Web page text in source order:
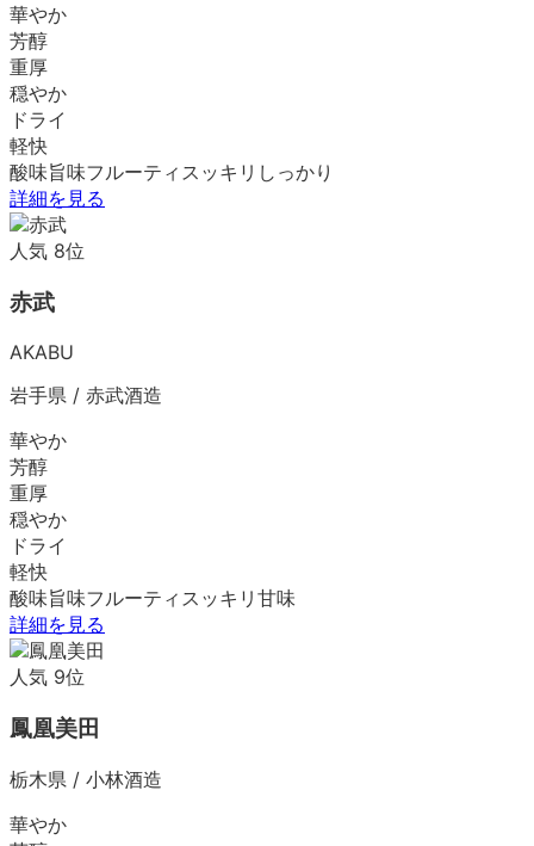
華やか
芳醇
重厚
穏やか
ドライ
軽快
酸味旨味フルーティ スッキリ しっかり
詳細を見る
人気 8位
赤武
AKABU
岩手県 / 赤武酒造
華やか
芳醇
重厚
穏やか
ドライ
軽快
酸味旨味フルーティ スッキリ 甘味
詳細を見る
人気 9位
鳳凰美田
栃木県 / 小林酒造
華やか